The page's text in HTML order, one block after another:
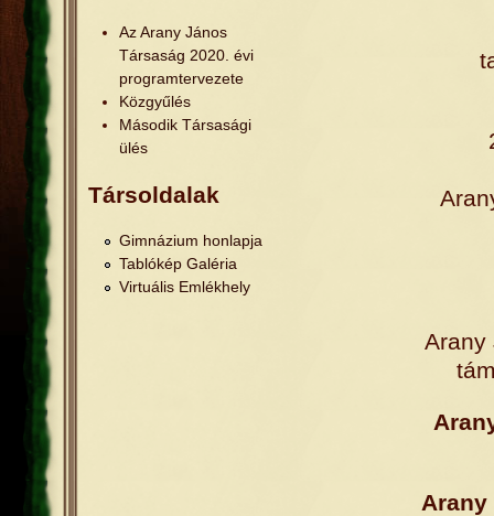
Arany
Arany
Az Arany János
Társaság 2020. évi
programtervezete
Közgyűlés
Második Társasági
ülés
Társoldalak
Gimnázium honlapja
Tablókép Galéria
Virtuális Emlékhely